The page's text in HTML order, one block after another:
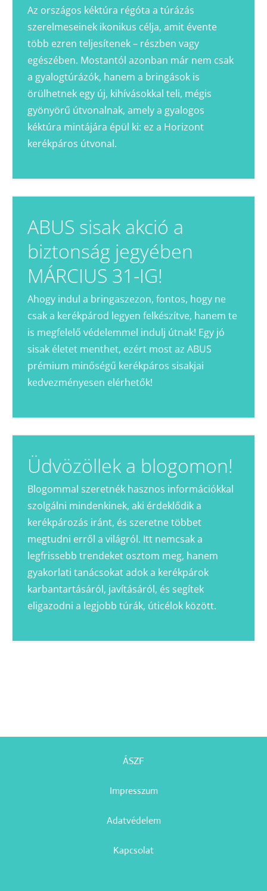
Az országos kéktúra régóta a túrázás
szerelmeseinek ikonikus célja, amit évente
több ezren teljesítenek – részben vagy
egészében. Mostantól azonban már nem csak
a gyalogtúrázók, hanem a bringások is
örülhetnek egy új, kihívásokkal teli, mégis
gyönyörű útvonalnak, amely a gyalogos
kéktúra mintájára épül ki: ez a Horizont
kerékpáros útvonal.
ABUS sisak akció a
biztonság jegyében
MÁRCIUS 31-IG!
Ahogy indul a bringaszezon, fontos, hogy ne
csak a kerékpárod legyen felkészítve, hanem te
is megfelelő védelemmel indulj útnak! Egy jó
sisak életet menthet, ezért most az ABUS
prémium minőségű kerékpáros sisakjai
kedvezményesen elérhetők!
Üdvözöllek a blogomon!
Blogommal szeretnék hasznos információkkal
szolgálni mindenkinek, aki érdeklődik a
kerékpározás iránt, és szeretne többet
megtudni erről a világról. Itt nemcsak a
legfrissebb trendeket osztom meg, hanem
gyakorlati tanácsokat adok a kerékpárok
karbantartásáról, javításáról, és segítek
eligazodni a legjobb túrák, úticélok között.
ÁSZF
Impresszum
Adatvédelem
Kapcsolat